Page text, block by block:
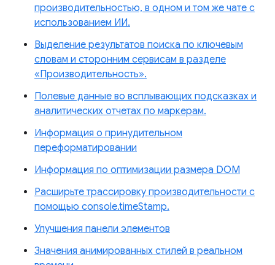
производительностью, в одном и том же чате с
использованием ИИ.
Выделение результатов поиска по ключевым
словам и сторонним сервисам в разделе
«Производительность».
Полевые данные во всплывающих подсказках и
аналитических отчетах по маркерам.
Информация о принудительном
переформатировании
Информация по оптимизации размера DOM
Расширьте трассировку производительности с
помощью console.timeStamp.
Улучшения панели элементов
Значения анимированных стилей в реальном